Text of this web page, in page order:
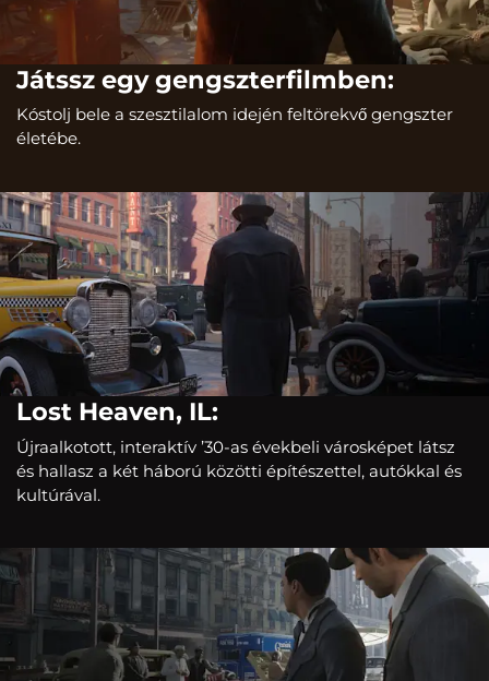
Játssz egy gengszterfilmben:
Kóstolj bele a szesztilalom idején feltörekvő gengszter
életébe.
Lost Heaven, IL:
Újraalkotott, interaktív ’30-as évekbeli városképet látsz
és hallasz a két háború közötti építészettel, autókkal és
kultúrával.